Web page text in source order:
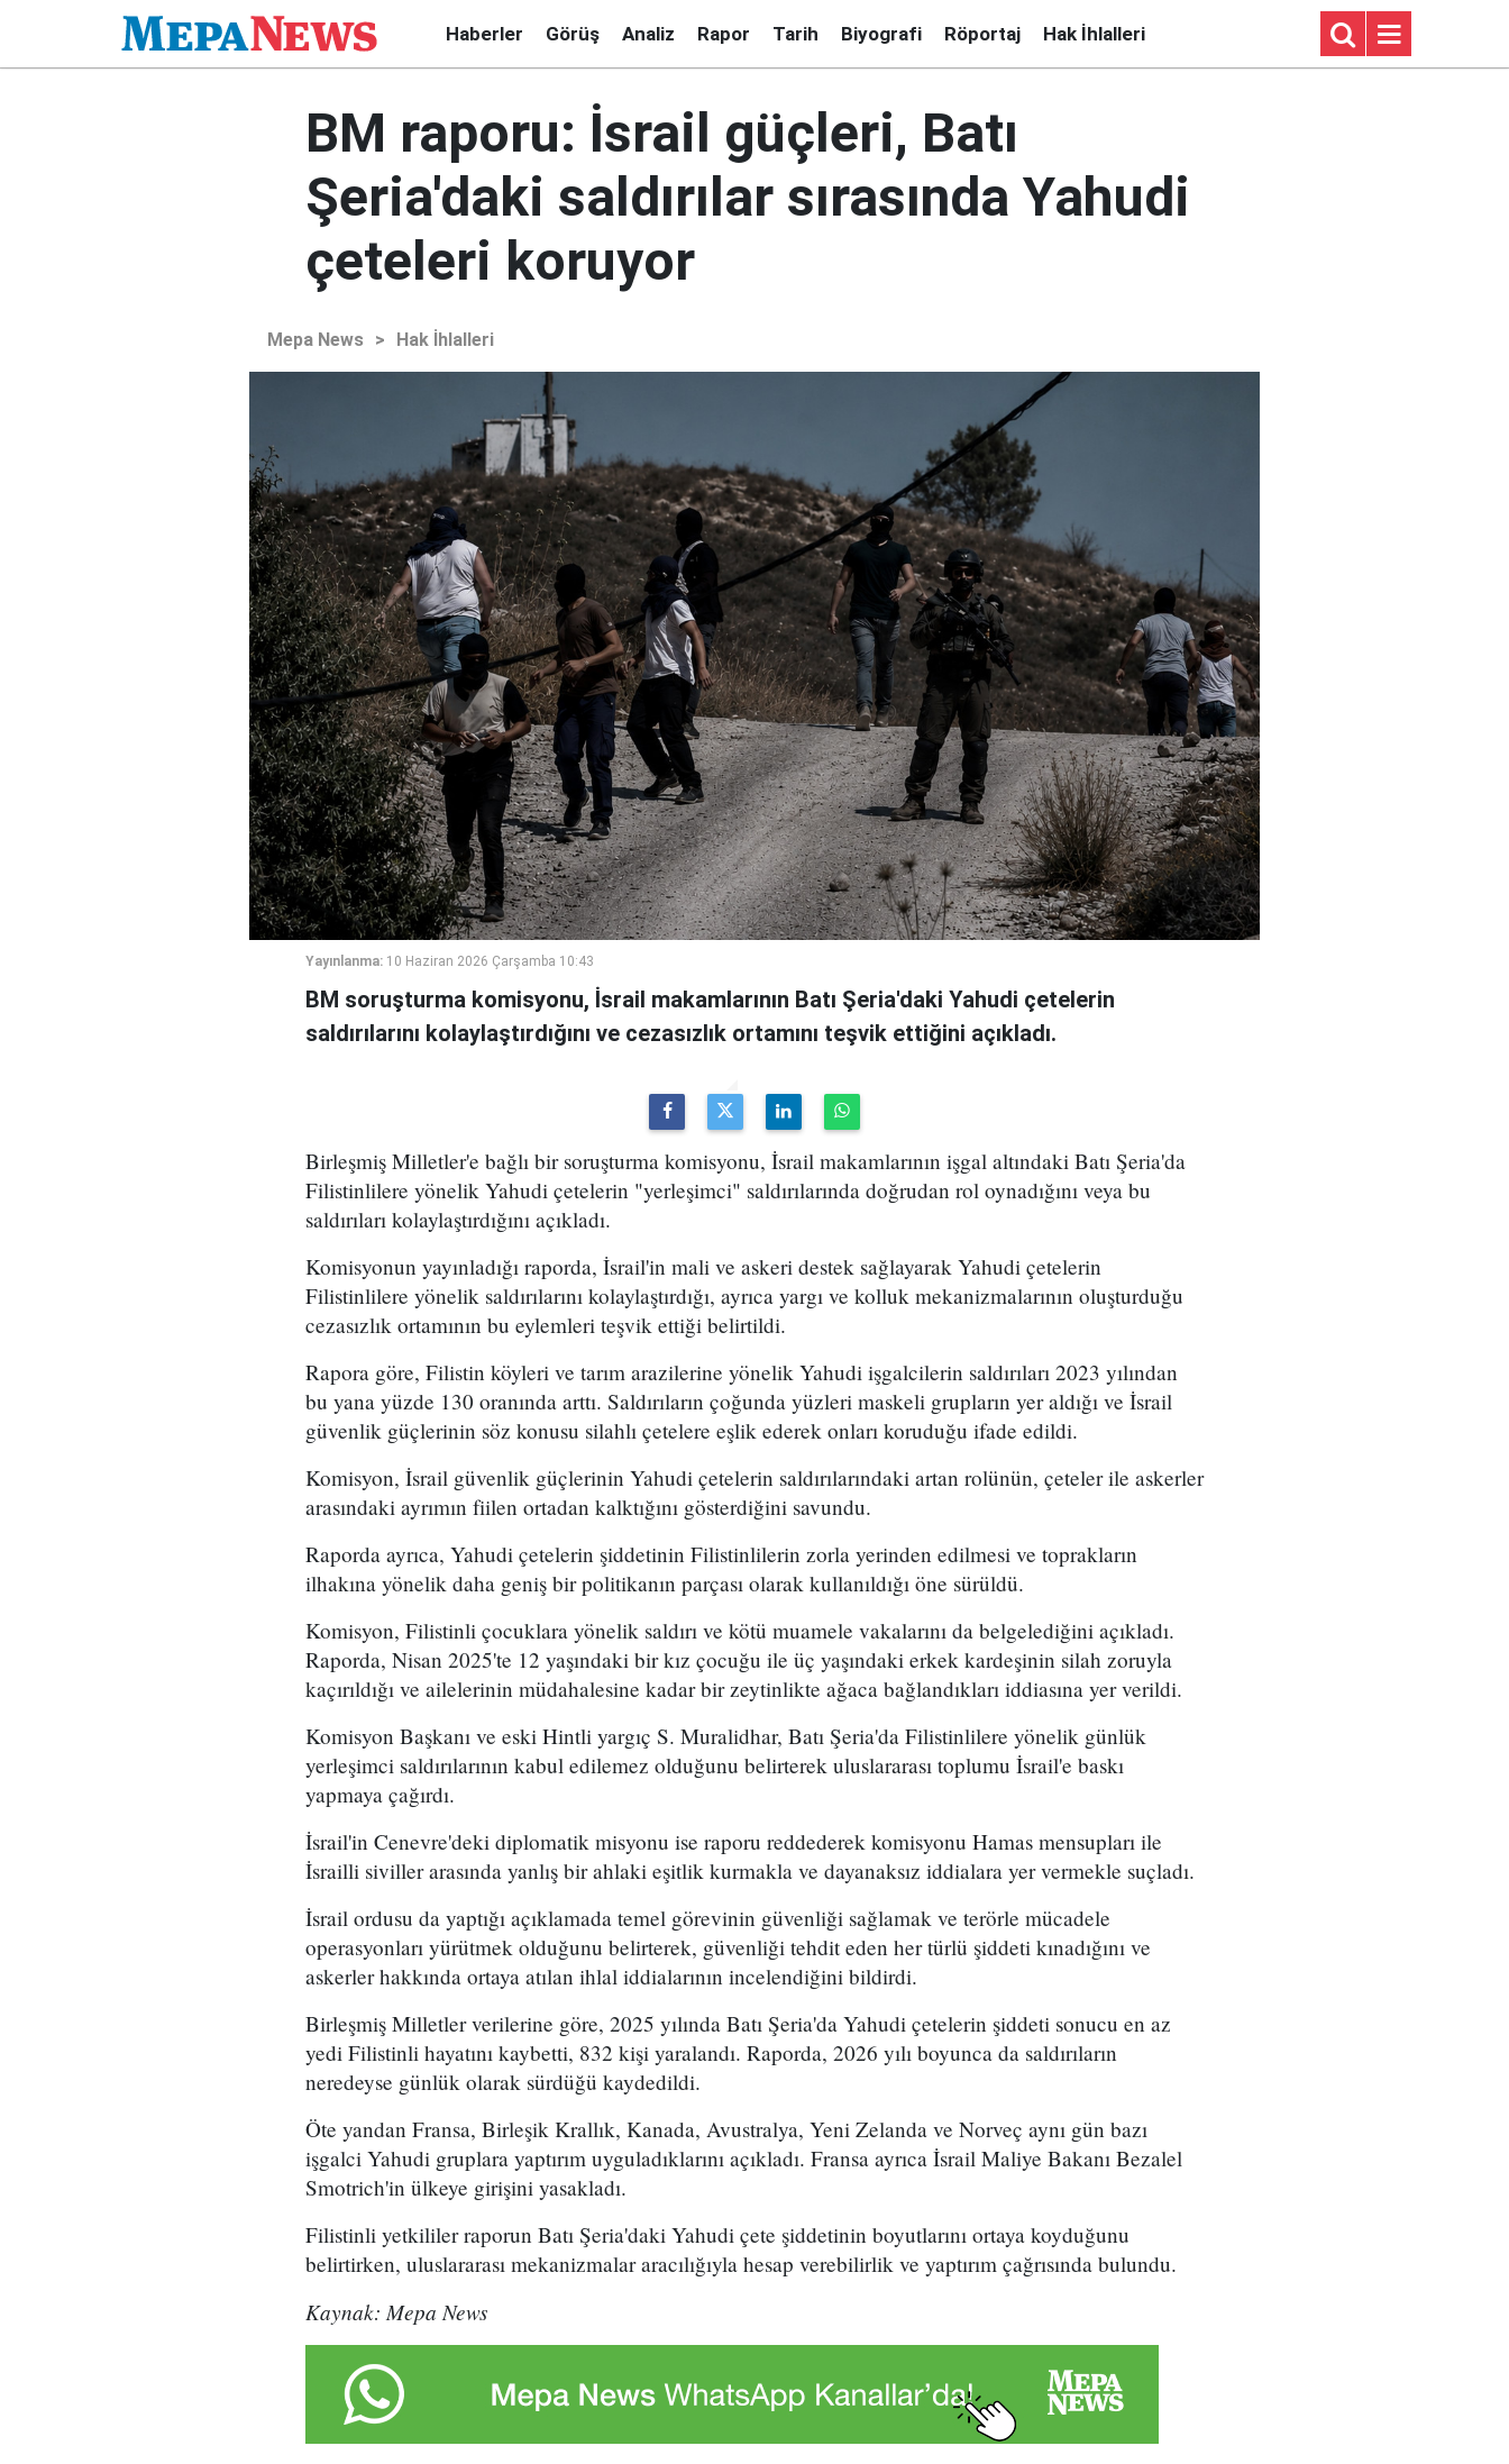
Haberler Görüş Analiz Rapor Tarih Biyografi Röportaj Hak İhlalleri
BM raporu: İsrail güçleri, Batı
Şeria'daki saldırılar sırasında Yahudi
çeteleri koruyor
Mepa News > Hak İhlalleri
Yayınlanma: 10 Haziran 2026 Çarşamba 10:43
BM soruşturma komisyonu, İsrail makamlarının Batı Şeria'daki Yahudi çetelerin
saldırılarını kolaylaştırdığını ve cezasızlık ortamını teşvik ettiğini açıkladı.
Birleşmiş Milletler'e bağlı bir soruşturma komisyonu, İsrail makamlarının işgal altındaki Batı Şeria'da
Filistinlilere yönelik Yahudi çetelerin "yerleşimci" saldırılarında doğrudan rol oynadığını veya bu
saldırıları kolaylaştırdığını açıkladı.
Komisyonun yayınladığı raporda, İsrail'in mali ve askeri destek sağlayarak Yahudi çetelerin
Filistinlilere yönelik saldırılarını kolaylaştırdığı, ayrıca yargı ve kolluk mekanizmalarının oluşturduğu
cezasızlık ortamının bu eylemleri teşvik ettiği belirtildi.
Rapora göre, Filistin köyleri ve tarım arazilerine yönelik Yahudi işgalcilerin saldırıları 2023 yılından
bu yana yüzde 130 oranında arttı. Saldırıların çoğunda yüzleri maskeli grupların yer aldığı ve İsrail
güvenlik güçlerinin söz konusu silahlı çetelere eşlik ederek onları koruduğu ifade edildi.
Komisyon, İsrail güvenlik güçlerinin Yahudi çetelerin saldırılarındaki artan rolünün, çeteler ile askerler
arasındaki ayrımın fiilen ortadan kalktığını gösterdiğini savundu.
Raporda ayrıca, Yahudi çetelerin şiddetinin Filistinlilerin zorla yerinden edilmesi ve toprakların
ilhakına yönelik daha geniş bir politikanın parçası olarak kullanıldığı öne sürüldü.
Komisyon, Filistinli çocuklara yönelik saldırı ve kötü muamele vakalarını da belgelediğini açıkladı.
Raporda, Nisan 2025'te 12 yaşındaki bir kız çocuğu ile üç yaşındaki erkek kardeşinin silah zoruyla
kaçırıldığı ve ailelerinin müdahalesine kadar bir zeytinlikte ağaca bağlandıkları iddiasına yer verildi.
Komisyon Başkanı ve eski Hintli yargıç S. Muralidhar, Batı Şeria'da Filistinlilere yönelik günlük
yerleşimci saldırılarının kabul edilemez olduğunu belirterek uluslararası toplumu İsrail'e baskı
yapmaya çağırdı.
İsrail'in Cenevre'deki diplomatik misyonu ise raporu reddederek komisyonu Hamas mensupları ile
İsrailli siviller arasında yanlış bir ahlaki eşitlik kurmakla ve dayanaksız iddialara yer vermekle suçladı.
İsrail ordusu da yaptığı açıklamada temel görevinin güvenliği sağlamak ve terörle mücadele
operasyonları yürütmek olduğunu belirterek, güvenliği tehdit eden her türlü şiddeti kınadığını ve
askerler hakkında ortaya atılan ihlal iddialarının incelendiğini bildirdi.
Birleşmiş Milletler verilerine göre, 2025 yılında Batı Şeria'da Yahudi çetelerin şiddeti sonucu en az
yedi Filistinli hayatını kaybetti, 832 kişi yaralandı. Raporda, 2026 yılı boyunca da saldırıların
neredeyse günlük olarak sürdüğü kaydedildi.
Öte yandan Fransa, Birleşik Krallık, Kanada, Avustralya, Yeni Zelanda ve Norveç aynı gün bazı
işgalci Yahudi gruplara yaptırım uyguladıklarını açıkladı. Fransa ayrıca İsrail Maliye Bakanı Bezalel
Smotrich'in ülkeye girişini yasakladı.
Filistinli yetkililer raporun Batı Şeria'daki Yahudi çete şiddetinin boyutlarını ortaya koyduğunu
belirtirken, uluslararası mekanizmalar aracılığıyla hesap verebilirlik ve yaptırım çağrısında bulundu.
Kaynak: Mepa News